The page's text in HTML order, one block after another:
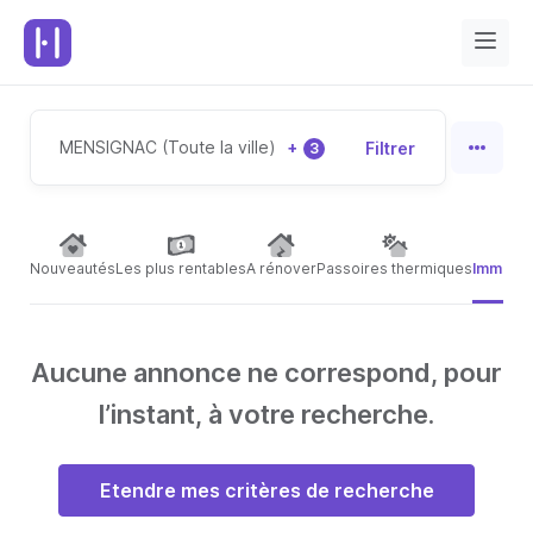
MENSIGNAC (Toute la ville) + 3 Filtrer
NouveautésLes plus rentablesA rénoverPassoires thermiques
Aucune annonce ne correspond, pour
l’instant, à votre recherche.
Etendre mes critères de recherche